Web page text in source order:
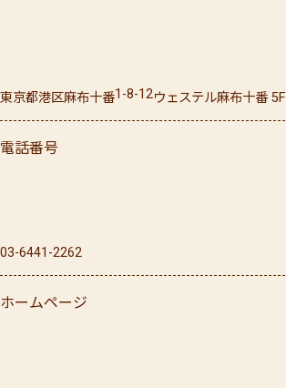
東京都港区麻布十番1-8-12ウェステル麻布十番 5F
電話番号
03-6441-2262
ホームページ